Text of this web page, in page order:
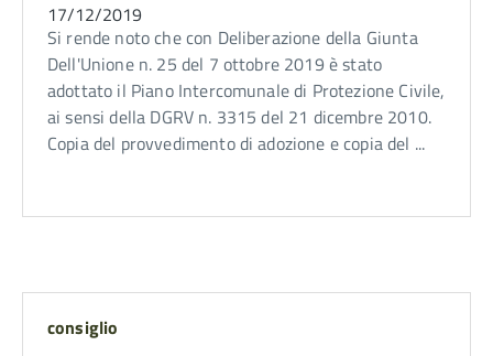
17/12/2019
Si rende noto che con Deliberazione della Giunta
Dell'Unione n. 25 del 7 ottobre 2019 è stato
adottato il Piano Intercomunale di Protezione Civile,
ai sensi della DGRV n. 3315 del 21 dicembre 2010.
Copia del provvedimento di adozione e copia del ...
consiglio